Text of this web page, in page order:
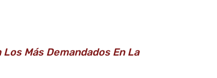
Más Demandados En La